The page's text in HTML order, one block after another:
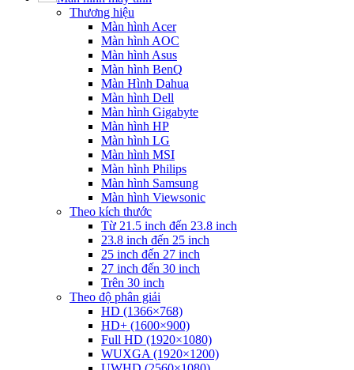
Thương hiệu
Màn hình Acer
Màn hình AOC
Màn hình Asus
Màn hình BenQ
Màn Hình Dahua
Màn hình Dell
Màn hình Gigabyte
Màn hình HP
Màn hình LG
Màn hình MSI
Màn hình Philips
Màn hình Samsung
Màn hình Viewsonic
Theo kích thước
Từ 21.5 inch đến 23.8 inch
23.8 inch đến 25 inch
25 inch đến 27 inch
27 inch đến 30 inch
Trên 30 inch
Theo độ phân giải
HD (1366×768)
HD+ (1600×900)
Full HD (1920×1080)
WUXGA (1920×1200)